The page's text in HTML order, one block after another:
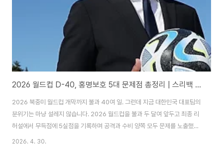
2026 월드컵 D-40, 홍명보호 5대 문제점 총정리 | 스리백 수비 붕괴·득점력 부재·손흥민 의존 완벽 분석
2026 북중미 월드컵 개막까지 불과 40여 일. 그런데 지금 대한민국 대표팀의
분위기는 마냥 설레지 않습니다. 2026 월드컵을 불과 두 달여 앞두고 최종 리
허설에서 무득점에 5실점을 기록하며 공격과 수비 양쪽 모두 문제를 노출했고,
전문가들이 입을 모아 우려를 표명하고 나섰습니다. Bundesliga지금부터 홍
2026. 4. 30.